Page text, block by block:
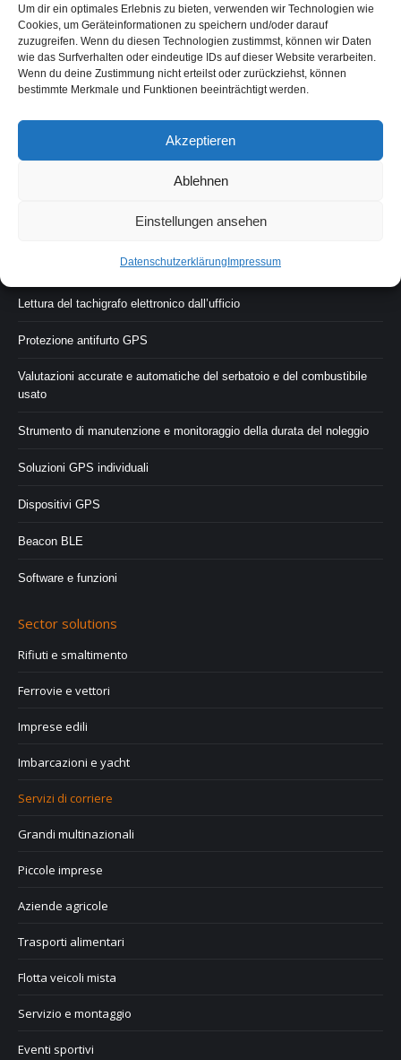
Um dir ein optimales Erlebnis zu bieten, verwenden wir Technologien wie
Cookies, um Geräteinformationen zu speichern und/oder darauf
zuzugreifen. Wenn du diesen Technologien zustimmst, können wir Daten
wie das Surfverhalten oder eindeutige IDs auf dieser Website verarbeiten.
Wenn du deine Zustimmung nicht erteilst oder zurückziehst, können
bestimmte Merkmale und Funktionen beeinträchtigt werden.
Akzeptieren
Ablehnen
Einstellungen ansehen
Datenschutzerklärung Impressum
Diario di bordo con distinzione tra tragitti privati e lavorativi
Diario di bordo del conducente
Flotta aziendale GPS
Localizzazone GPS del bestiame
GPS per eventi
Gestione delle catene logistiche tramite GPS
Lettura del tachigrafo elettronico dall’ufficio
Protezione antifurto GPS
Valutazioni accurate e automatiche del serbatoio e del combustibile
usato
Strumento di manutenzione e monitoraggio della durata del noleggio
Soluzioni GPS individuali
Dispositivi GPS
Beacon BLE
Software e funzioni
Sector solutions
Rifiuti e smaltimento
Ferrovie e vettori
Imprese edili
Imbarcazioni e yacht
Servizi di corriere
Grandi multinazionali
Piccole imprese
Aziende agricole
Trasporti alimentari
Flotta veicoli mista
Servizio e montaggio
Eventi sportivi